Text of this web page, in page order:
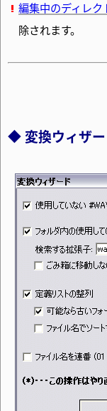
編集中のディレク
除されます。
変換ウィザ